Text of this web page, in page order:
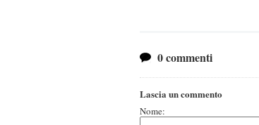
0 commenti
Lascia un commento
Nome: